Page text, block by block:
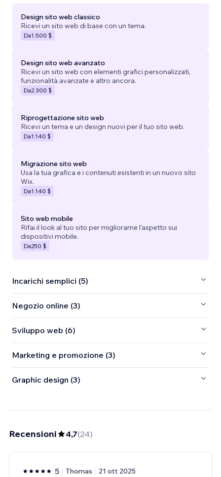
Design sito web classico
Ricevi un sito web di base con un tema.
Da1.500 $
Design sito web avanzato
Ricevi un sito web con elementi grafici personalizzati,
funzionalità avanzate e altro ancora.
Da2.300 $
Riprogettazione sito web
Ricevi un tema e un design nuovi per il tuo sito web.
Da1.140 $
Migrazione sito web
Usa la tua grafica e i contenuti esistenti in un nuovo sito
Wix.
Da1.140 $
Sito web mobile
Rifai il look al tuo sito per migliorarne l'aspetto sui
dispositivi mobile.
Da250 $
Incarichi semplici (5)
Negozio online (3)
Sviluppo web (6)
Marketing e promozione (3)
Graphic design (3)
Recensioni 4,7(24)
5 Thomas 21 ott 2025